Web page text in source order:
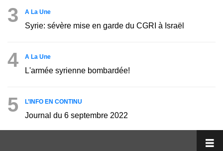
3 A La Une
Syrie: sévère mise en garde du CGRI à Israël
4 A La Une
L'armée syrienne bombardée!
5 L’INFO EN CONTINU
Journal du 6 septembre 2022